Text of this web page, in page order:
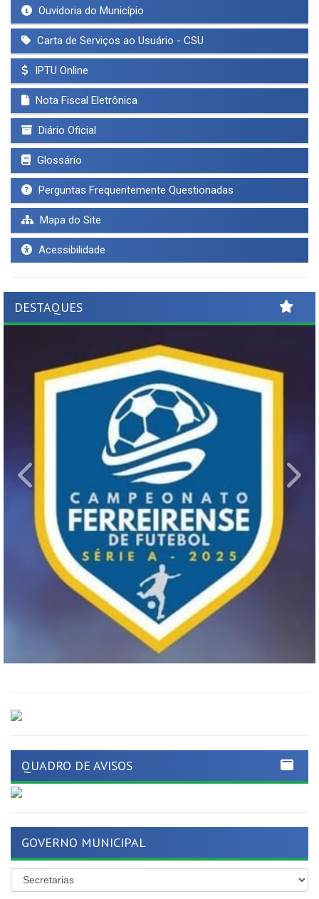
Ouvidoria do Município
Carta de Serviços ao Usuário - CSU
IPTU Online
Nota Fiscal Eletrônica
Diário Oficial
Glossário
Perguntas Frequentemente Questionadas
Mapa do Site
Acessibilidade
DESTAQUES